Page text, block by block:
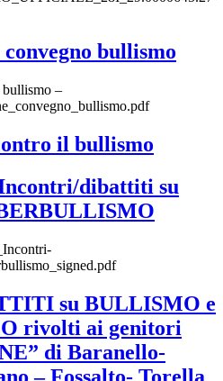
convegno bullismo
bullismo –
il bullismo
dibattiti su
su BULLISMO e
rivolti ai genitori
di Baranello-
– Fossalto- Torella